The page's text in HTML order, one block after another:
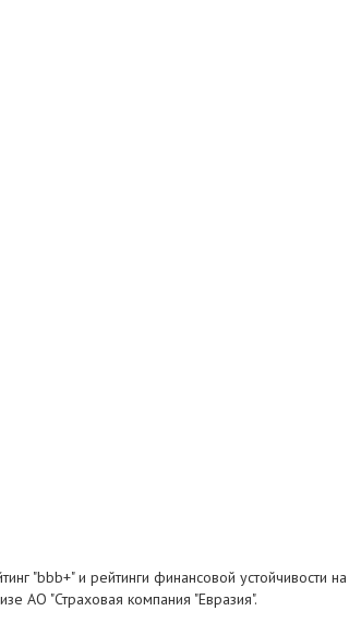
"bbb+" и рейтинги финансовой устойчивости
АО "Страховая компания "Евразия".